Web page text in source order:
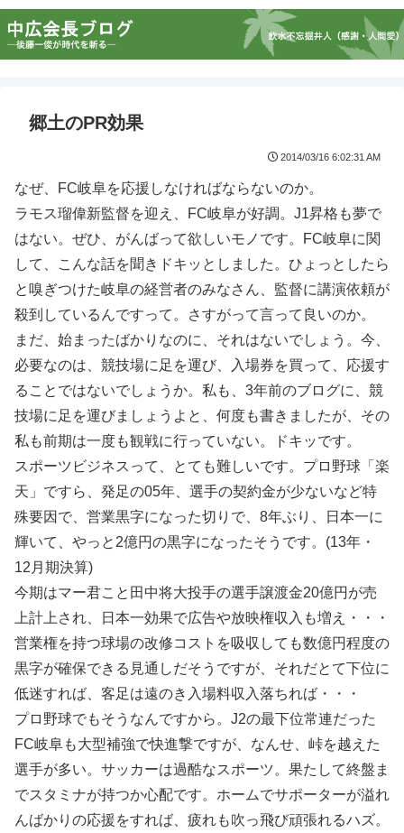
郷土のPR効果
2014/03/16 6:02:31 AM
なぜ、FC岐阜を応援しなければならないのか。
ラモス瑠偉新監督を迎え、FC岐阜が好調。J1昇格も夢で
はない。ぜひ、がんばって欲しいモノです。FC岐阜に関
して、こんな話を聞きドキッとしました。ひょっとしたら
と嗅ぎつけた岐阜の経営者のみなさん、監督に講演依頼が
殺到しているんですって。さすがって言って良いのか。
まだ、始まったばかりなのに、それはないでしょう。今、
必要なのは、競技場に足を運び、入場券を買って、応援す
ることではないでしょうか。私も、3年前のブログに、競
技場に足を運びましょうよと、何度も書きましたが、その
私も前期は一度も観戦に行っていない。ドキッです。
スポーツビジネスって、とても難しいです。プロ野球「楽
天」ですら、発足の05年、選手の契約金が少ないなど特
殊要因で、営業黒字になった切りで、8年ぶり、日本一に
輝いて、やっと2億円の黒字になったそうです。(13年・
12月期決算)
今期はマー君こと田中将大投手の選手譲渡金20億円が売
上計上され、日本一効果で広告や放映権収入も増え・・・
営業権を持つ球場の改修コストを吸収しても数億円程度の
黒字が確保できる見通しだそうですが、それだとて下位に
低迷すれば、客足は遠のき入場料収入落ちれば・・・
プロ野球でもそうなんですから。J2の最下位常連だった
FC岐阜も大型補強で快進撃ですが、なんせ、峠を越えた
選手が多い。サッカーは過酷なスポーツ。果たして終盤ま
でスタミナが持つか心配です。ホームでサポーターが溢れ
んばかりの応援をすれば、疲れも吹っ飛び頑張れるハズ。